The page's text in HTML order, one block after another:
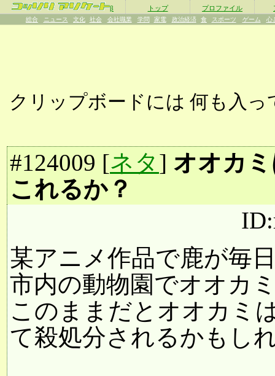
β トップ プロファイル
総合 ニュース 文化 社会 会社職業 学問 家電 政治経済 食 スポーツ ゲーム 心
クリップボードには 何も入っ
#124009 [ネタ] オオカ
これるか？
某アニメ作品で鹿が毎
市内の動物園でオオカ
このままだとオオカミ
て殺処分されるかもし